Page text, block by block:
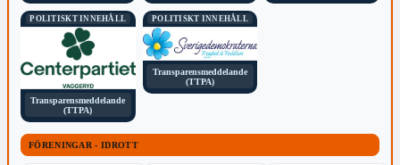
POLITISKT INNEHÅLL
Transparensmeddelande
(TTPA)
POLITISKT INNEHÅLL
Transparensmeddelande
(TTPA)
FÖRENINGAR - IDROTT